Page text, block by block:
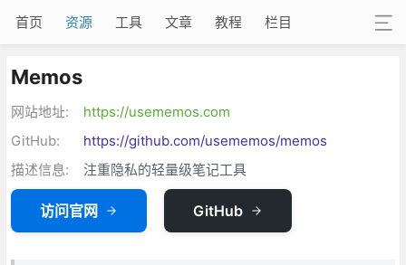
首页 资源 工具 文章 教程 栏目
Memos
网站地址:
https://usememos.com
GitHub:
https://github.com/usememos/memos
描述信息:
注重隐私的轻量级笔记工具
访问官网 GitHub